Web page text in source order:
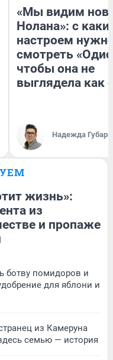
«Мы видим
Нолана»: с
настроем
смотреть
чтобы она не
выглядела как
Надежда Губарь
жизнь»:
из
и пропаже
ботву помидоров и
для яблони и
из Камеруна
семью — история